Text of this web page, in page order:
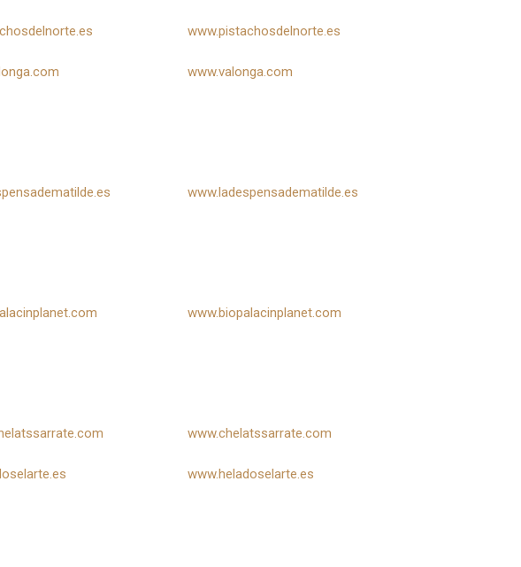
www.pistachosdelnorte.es
www.valonga.com
www.ladespensadematilde.es
www.biopalacinplanet.com
www.chelatssarrate.com
www.heladoselarte.es